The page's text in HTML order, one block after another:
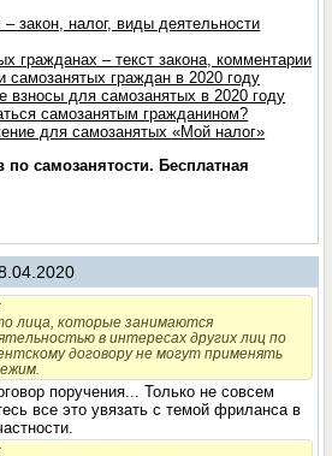
закон, налог, виды деятельности
гражданах – текст закона, комментарии
самозанятых граждан в 2020 году
взносы для самозанятых в 2020 году
самозанятым гражданином?
для самозанятых «Мой налог»
по самозанятости. Бесплатная
:
лица, которые занимаются
в интересах других лиц по
договору не могут применять
поручения... Только не совсем
все это увязать с темой фриланса в
: